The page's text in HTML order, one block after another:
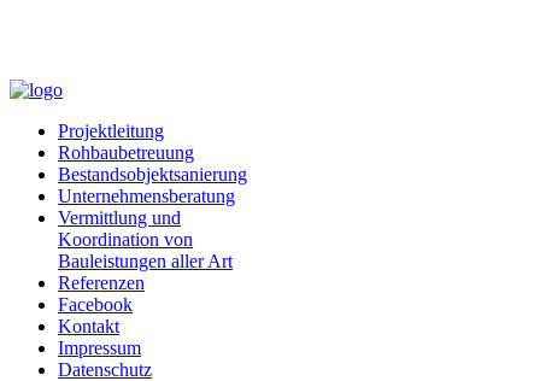
Projektleitung
Rohbaubetreuung
Bestandsobjektsanierung
Unternehmensberatung
Vermittlung und
Koordination von
Bauleistungen aller Art
Referenzen
Facebook
Kontakt
Impressum
Datenschutz